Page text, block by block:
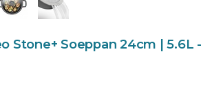
Stone+ Soeppan 24cm | 5.6L -